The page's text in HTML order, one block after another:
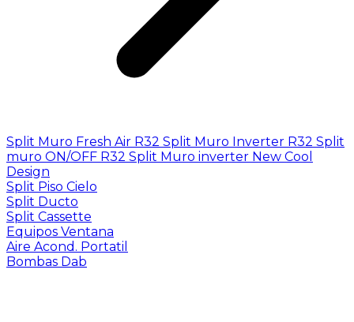
Split Muro Fresh Air R32 Split Muro Inverter R32 Split
muro ON/OFF R32 Split Muro inverter New Cool
Design
Split Piso Cielo
Split Ducto
Split Cassette
Equipos Ventana
Aire Acond. Portatil
Bombas Dab